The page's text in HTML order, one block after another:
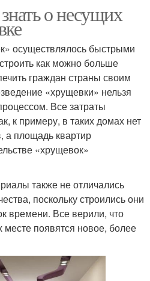
о несущих
осуществлялось быстрыми
как можно больше
граждан страны своим
«хрущевки» нельзя
Все затраты
к примеру, в таких домах нет
а площадь квартир
«хрущевок»
также не отличались
поскольку строились они
времени. Все верили, что
месте появятся новое, более